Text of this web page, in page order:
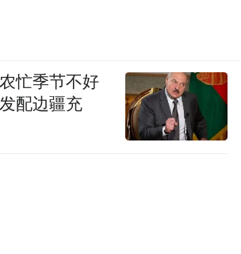
忙季节不好
配边疆充